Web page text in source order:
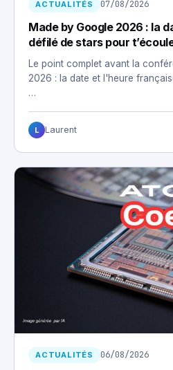
ACTUALITÉS 07/08/2026
Made by Google 2026 : la
défilé de stars pour
Le point complet avant la
2026 : la date et l'heure
…
L Laurent
ACTUALITÉS 06/08/2026